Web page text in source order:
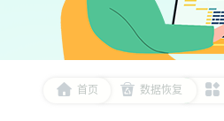
首页 数据恢复